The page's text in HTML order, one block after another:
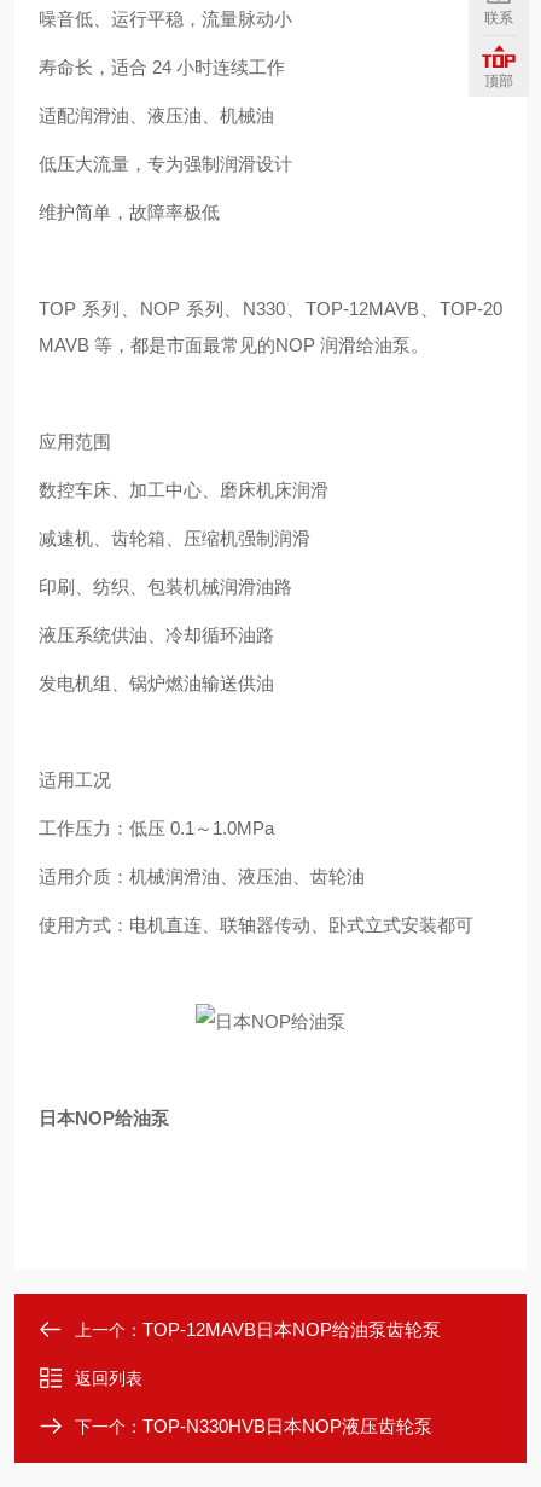
噪音低、运行平稳，流量脉动小
寿命长，适合 24 小时连续工作
适配润滑油、液压油、机械油
低压大流量，专为强制润滑设计
维护简单，故障率极低
TOP 系列、NOP 系列、N330、TOP-12MAVB、TOP-20
MAVB 等，都是市面最常见的NOP 润滑给油泵。
应用范围
数控车床、加工中心、磨床机床润滑
减速机、齿轮箱、压缩机强制润滑
印刷、纺织、包装机械润滑油路
液压系统供油、冷却循环油路
发电机组、锅炉燃油输送供油
适用工况
工作压力：低压 0.1～1.0MPa
适用介质：机械润滑油、液压油、齿轮油
使用方式：电机直连、联轴器传动、卧式立式安装都可
日本NOP给油泵
上一个： TOP-12MAVB日本NOP给油泵齿轮泵
返回列表
下一个： TOP-N330HVB日本NOP液压齿轮泵
联系
顶部